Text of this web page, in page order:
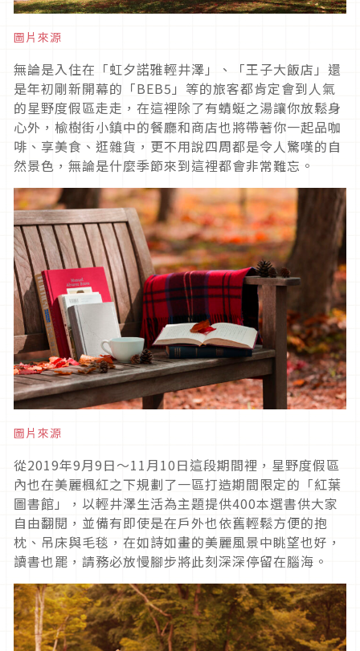
圖片來源
無論是入住在「虹夕諾雅輕井澤」、「王子大飯店」還
是年初剛新開幕的「BEB5」等的旅客都肯定會到人氣
的星野度假區走走，在這裡除了有蜻蜓之湯讓你放鬆身
心外，楡樹街小鎮中的餐廳和商店也將帶著你一起品咖
啡、享美食、逛雜貨，更不用說四周都是令人驚嘆的自
然景色，無論是什麼季節來到這裡都會非常難忘。
圖片來源
從2019年9月9日〜11月10日這段期間裡，星野度假區
內也在美麗楓紅之下規劃了一區打造期間限定的「紅葉
圖書館」，以輕井澤生活為主題提供400本選書供大家
自由翻閱，並備有即使是在戶外也依舊輕鬆方便的抱
枕、吊床與毛毯，在如詩如畫的美麗風景中眺望也好，
讀書也罷，請務必放慢腳步將此刻深深停留在腦海。